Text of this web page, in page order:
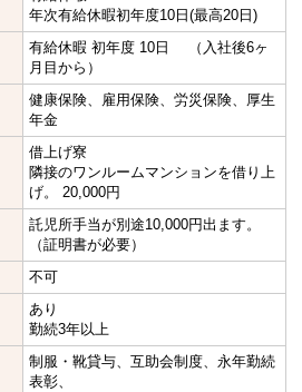
年次有給休暇初年度10日(最高20日)
有給休暇 初年度 10日 （入社後6ヶ
月目から）
健康保険、雇用保険、労災保険、厚生
年金
借上げ寮
隣接のワンルームマンションを借り上
げ。 20,000円
託児所手当が別途10,000円出ます。
（証明書が必要）
不可
あり
勤続3年以上
制服・靴貸与、互助会制度、永年勤続
表彰、